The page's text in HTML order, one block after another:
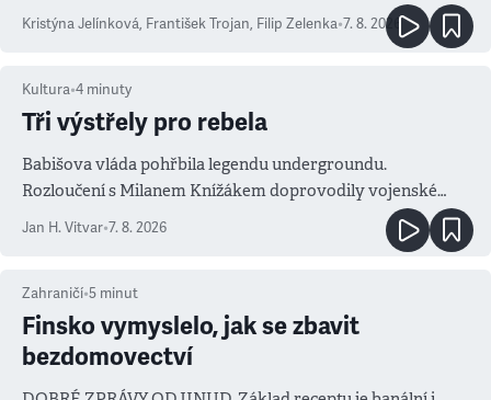
Kristýna Jelínková, František Trojan, Filip Zelenka•7. 8. 2026
Kultura•4 minuty
Tři výstřely pro rebela
Babišova vláda pohřbila legendu undergroundu.
Rozloučení s Milanem Knížákem doprovodily vojenské
salvy i kritika pokrokářů
Jan H. Vitvar•7. 8. 2026
Zahraničí•5 minut
Finsko vymyslelo, jak se zbavit
bezdomovectví